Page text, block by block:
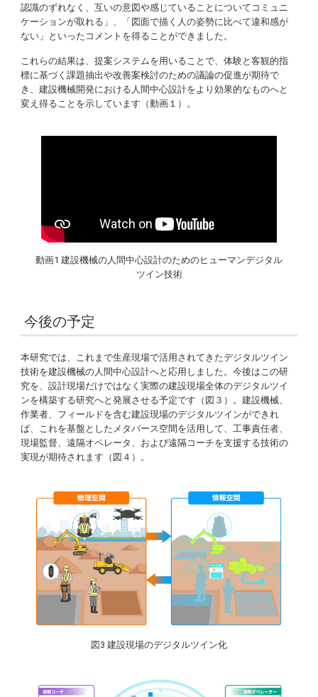
認識のずれなく、互いの意図や感じていることについてコミュニ
ケーションが取れる」、「図面で描く人の姿勢に比べて違和感が
ない」といったコメントを得ることができました。
これらの結果は、提案システムを用いることで、体験と客観的指
標に基づく課題抽出や改善案検討のための議論の促進が期待で
き、建設機械開発における人間中心設計をより効果的なものへと
変え得ることを示しています（動画１）。
動画1 建設機械の人間中心設計のためのヒューマンデジタル
ツイン技術
今後の予定
本研究では、これまで生産現場で活用されてきたデジタルツイン
技術を建設機械の人間中心設計へと応用しました。今後はこの研
究を、設計現場だけではなく実際の建設現場全体のデジタルツイ
ンを構築する研究へと発展させる予定です（図３）。建設機械、
作業者、フィールドを含む建設現場のデジタルツインができれ
ば、これを基盤としたメタバース空間を活用して、工事責任者、
現場監督、遠隔オペレータ、および遠隔コーチを支援する技術の
実現が期待されます（図４）。
図3 建設現場のデジタルツイン化